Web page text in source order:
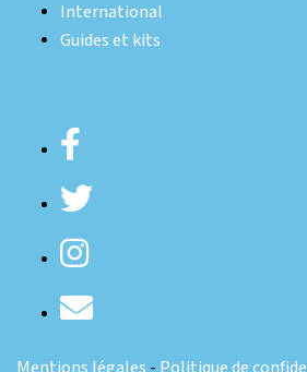
International
Guides et kits